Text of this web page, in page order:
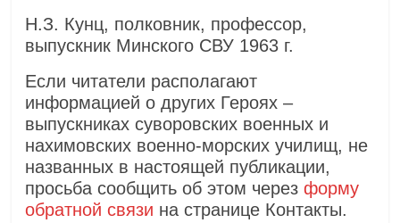
Н.З. Кунц, полковник, профессор,
выпускник Минского СВУ 1963 г.
Если читатели располагают
информацией о других Героях –
выпускниках суворовских военных и
нахимовских военно-морских училищ, не
названных в настоящей публикации,
просьба сообщить об этом черезформу
обратной связи на странице Контакты.